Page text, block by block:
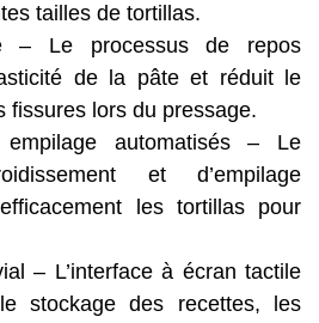
tailles de tortillas.
– Le processus de repos
de la pâte et réduit le
fissures lors du pressage.
empilage automatisés – Le
et d’empilage
les tortillas pour
– L’interface à écran tactile
stockage des recettes, les